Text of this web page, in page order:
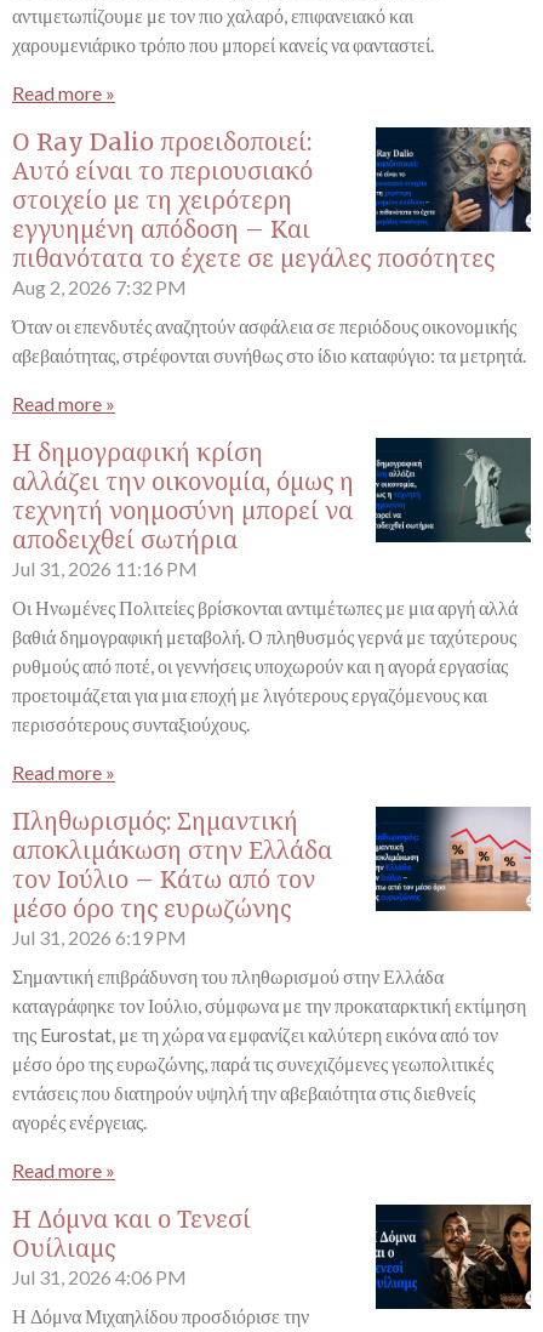
αντιμετωπίζουμε με τον πιο χαλαρό, επιφανειακό και
χαρουμενιάρικο τρόπο που μπορεί κανείς να φανταστεί.
Read more »
Ο Ray Dalio προειδοποιεί:
Αυτό είναι το περιουσιακό
στοιχείο με τη χειρότερη
εγγυημένη απόδοση – Και
πιθανότατα το έχετε σε μεγάλες ποσότητες
Aug 2, 2026 7:32 PM
Όταν οι επενδυτές αναζητούν ασφάλεια σε περιόδους οικονομικής
αβεβαιότητας, στρέφονται συνήθως στο ίδιο καταφύγιο: τα μετρητά.
Read more »
Η δημογραφική κρίση
αλλάζει την οικονομία, όμως η
τεχνητή νοημοσύνη μπορεί να
αποδειχθεί σωτήρια
Jul 31, 2026 11:16 PM
Οι Ηνωμένες Πολιτείες βρίσκονται αντιμέτωπες με μια αργή αλλά
βαθιά δημογραφική μεταβολή. Ο πληθυσμός γερνά με ταχύτερους
ρυθμούς από ποτέ, οι γεννήσεις υποχωρούν και η αγορά εργασίας
προετοιμάζεται για μια εποχή με λιγότερους εργαζόμενους και
περισσότερους συνταξιούχους.
Read more »
Πληθωρισμός: Σημαντική
αποκλιμάκωση στην Ελλάδα
τον Ιούλιο – Κάτω από τον
μέσο όρο της ευρωζώνης
Jul 31, 2026 6:19 PM
Σημαντική επιβράδυνση του πληθωρισμού στην Ελλάδα
καταγράφηκε τον Ιούλιο, σύμφωνα με την προκαταρκτική εκτίμηση
της Eurostat, με τη χώρα να εμφανίζει καλύτερη εικόνα από τον
μέσο όρο της ευρωζώνης, παρά τις συνεχιζόμενες γεωπολιτικές
εντάσεις που διατηρούν υψηλή την αβεβαιότητα στις διεθνείς
αγορές ενέργειας.
Read more »
Η Δόμνα και ο Τενεσί
Ουίλιαμς
Jul 31, 2026 4:06 PM
Η Δόμνα Μιχαηλίδου προσδιόρισε την